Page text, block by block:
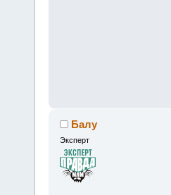
Балу
Эксперт